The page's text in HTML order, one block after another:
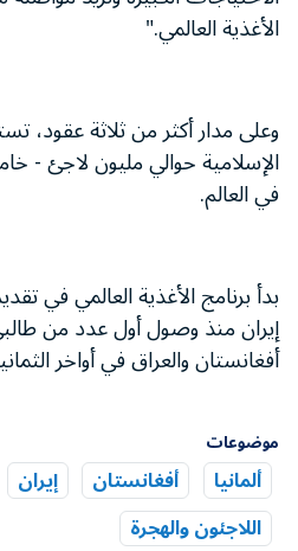
الأغذية العالمي."
وعلى مدار أكثر من ثلاثة عقود،
الإسلامية حوالي مليون لاجئ -
في العالم.
بدأ برنامج الأغذية العالمي في
إيران منذ وصول أول عدد من
أفغانستان والعراق في أواخر
موضوعات
ألمانيا أفغانستان إيران
اللاجئون والهجرة